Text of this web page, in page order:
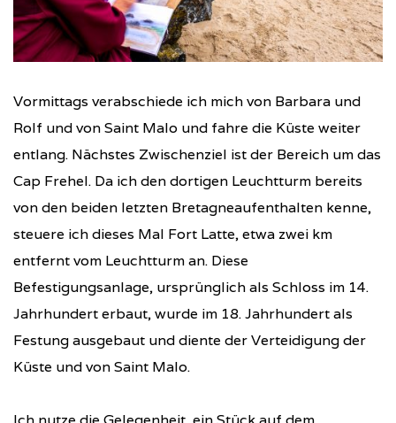
Vormittags verabschiede ich mich von Barbara und
Rolf und von Saint Malo und fahre die Küste weiter
entlang. Nächstes Zwischenziel ist der Bereich um das
Cap Frehel. Da ich den dortigen Leuchtturm bereits
von den beiden letzten Bretagneaufenthalten kenne,
steuere ich dieses Mal Fort Latte, etwa zwei km
entfernt vom Leuchtturm an. Diese
Befestigungsanlage, ursprünglich als Schloss im 14.
Jahrhundert erbaut, wurde im 18. Jahrhundert als
Festung ausgebaut und diente der Verteidigung der
Küste und von Saint Malo.